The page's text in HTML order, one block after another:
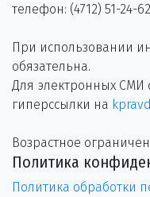
телефон: (4712) 51-24-62
При использовании
обязательна.
Для электронных СМИ
гиперссылки на
Возрастное
Политика
Политика обработки